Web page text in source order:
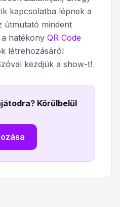
kapcsolatba lépnek a
útmutató mindent
hatékony QR Code
létrehozásáról
kezdjük a show-t!
Körülbelül